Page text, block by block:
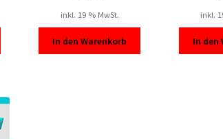
inkl. 19 % MwSt.
In den Warenkorb
inkl.
In den